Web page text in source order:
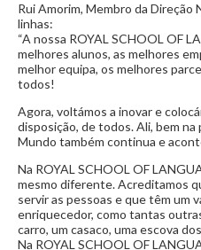
Rui Amorim, Membro da Direção
linhas:
“A nossa ROYAL SCHOOL OF
melhores alunos, as melhores
melhor equipa, os melhores
todos!
Agora, voltámos a inovar e
disposição, de todos. Ali, bem
Mundo também continua e
Na ROYAL SCHOOL OF
mesmo diferente. Acreditamos
servir as pessoas e que têm um
enriquecedor, como tantas
carro, um casaco, uma escova
Na ROYAL SCHOOL OF